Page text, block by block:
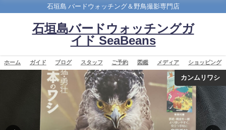
石垣島 バードウォッチング＆野鳥撮影専門店
石垣島バードウォッチングガ
イド SeaBeans
ホーム ガイド ブログ スタッフ ご予約 図鑑 メディア ショッピング
カンムリワシ